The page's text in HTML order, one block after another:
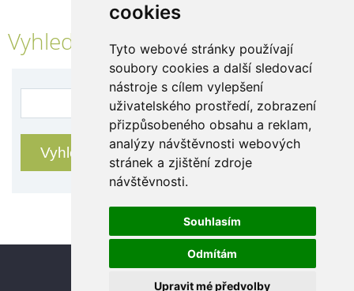
cookies
Tyto webové stránky používají
soubory cookies a další sledovací
nástroje s cílem vylepšení
uživatelského prostředí, zobrazení
přizpůsobeného obsahu a reklam,
analýzy návštěvnosti webových
stránek a zjištění zdroje
návštěvnosti.
Souhlasím
Odmítám
Upravit mé předvolby
Vyhledávání
Update cookies preferences